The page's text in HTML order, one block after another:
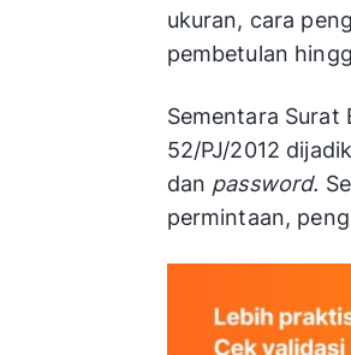
ukuran, cara
pembetulan
Sementara Surat
52/PJ/2012
dan password.
permintaan,